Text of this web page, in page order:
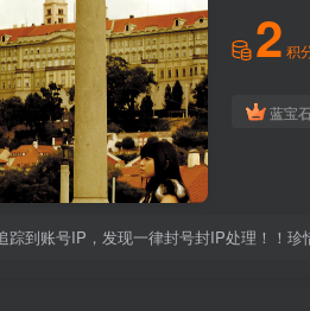
2 积
蓝宝
到账号IP，发现一律封号封IP处理！！珍